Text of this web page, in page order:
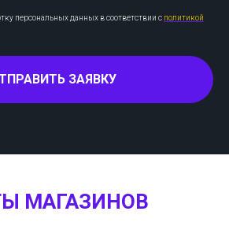
персональных данных в соответствии с политикой
ЗАЯВКУ
МАГАЗИНОВ